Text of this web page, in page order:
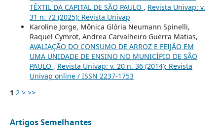
TÊXTIL DA CAPITAL DE SÃO PAULO , Revista Univap: v.
31 n. 72 (2025): Revista Univap
Karoline Jorge, Mônica Glória Neumann Spinelli,
Raquel Cymrot, Andrea Carvalheiro Guerra Matias,
AVALIAÇÃO DO CONSUMO DE ARROZ E FEIJÃO EM
UMA UNIDADE DE ENSINO NO MUNICÍPIO DE SÃO
PAULO , Revista Univap: v. 20 n. 36 (2014): Revista
Univap online / ISSN 2237-1753
1 2 > >>
Artigos Semelhantes